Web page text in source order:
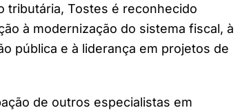
tributária, Tostes é reconhecido
à modernização do sistema fiscal, à
pública e à liderança em projetos de
de outros especialistas em